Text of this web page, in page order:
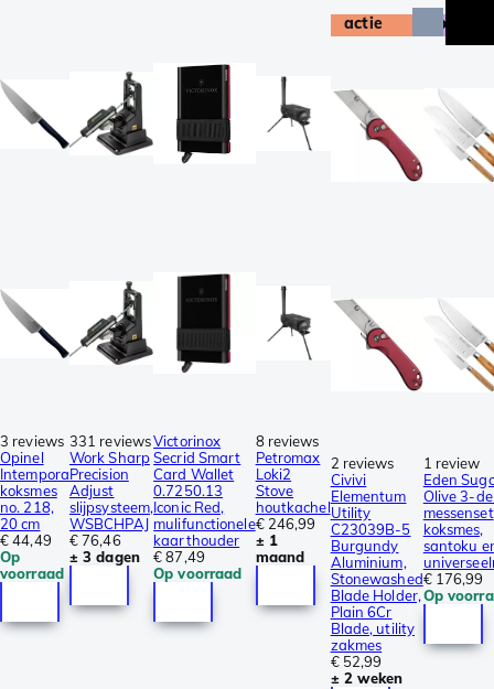
3 reviews
Opinel
Intempora
koksmes
no. 218,
20 cm
€ 44,49
Op
voorraad
331 reviews
Work Sharp
Precision
Adjust
slijpsysteem,
WSBCHPAJ
€ 76,46
± 3 dagen
Victorinox
Secrid Smart
Card Wallet
0.7250.13
Iconic Red,
mulifunctionele
kaarthouder
€ 87,49
Op voorraad
8 reviews
Petromax
Loki2
Stove
houtkachel
€ 246,99
± 1
maand
actie
2 reviews
Civivi
Elementum
Utility
C23039B-5
Burgundy
Aluminium,
Stonewashed
Blade Holder,
Plain 6Cr
Blade, utility
zakmes
€ 52,99
± 2 weken
bundel
1 review
Eden
Olive 3-
messenset
koksmes,
santoku
€ 176,99
Op